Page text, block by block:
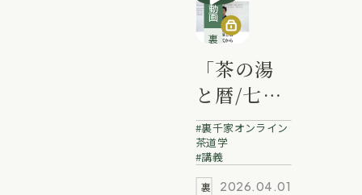
動画
裏千家講義動画
「茶の湯
と暦/七事
式から」
冨士田宗
啓 業躰
裏千家オンライン
茶道学
講義
2026.04.01